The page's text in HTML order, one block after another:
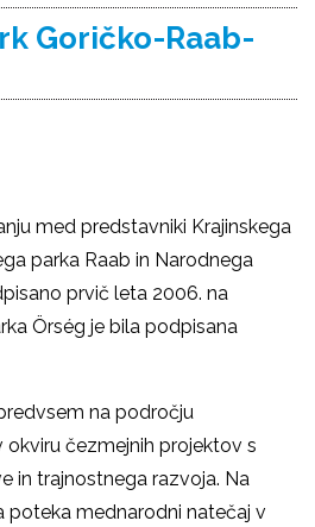
Goričko-Raab-
med predstavniki Krajinskega
parka Raab in Narodnega
prvič leta 2006. na
Örség je bila podpisana
na področju
čezmejnih projektov s
in trajnostnega razvoja. Na
poteka mednarodni natečaj v